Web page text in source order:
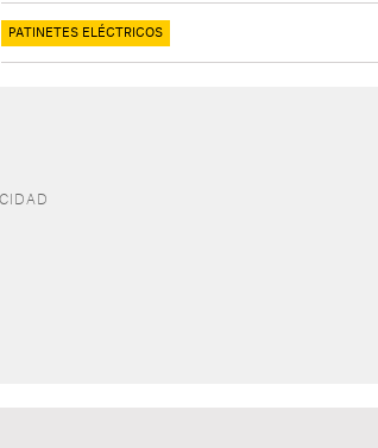
PATINETES ELÉCTRICOS